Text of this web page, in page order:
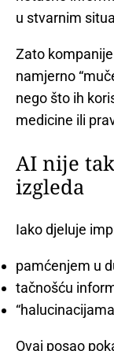
u stvarnim
Zato
namjerno
nego što ih
medicine ili
AI nije
izgleda
Iako djeluje
pamćenjem u
tačnošću
Ovaj posao